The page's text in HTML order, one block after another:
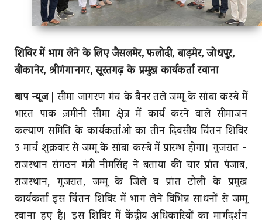
शिविर में भाग लेने के लिए जैसलमेर, फलोदी, बाड़मेर, जोधपुर,
बीकानेर, श्रीगंगानगर, सूरतगढ़ के प्रमुख कार्यकर्ता रवाना
बाप न्यूज| सीमा जागरण मंच के बैनर तले जम्मू के सांबा कस्बे में
भारत पाक ज़मीनी सीमा क्षेत्र में कार्य करने वाले सीमाजन
कल्याण समिति के कार्यकर्ताओ का तीन दिवसीय चिंतन शिविर
3 मार्च शुक्रवार से जम्मू के सांबा कस्बे में प्रारम्भ होगा। गुजरात -
राजस्थान संगठन मंत्री नीमसिंह ने बताया की चार प्रांत पंजाब,
राजस्थान, गुजरात, जम्मू के जिले व प्रांत टोली के प्रमुख
कार्यकर्ता इस चिंतन शिविर में भाग लेने विभिन्न साधनों से जम्मू